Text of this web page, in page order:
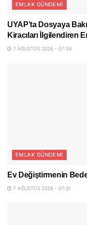
EMLAK GÜNDEMI
UYAP’ta Dosyaya
Kiracıları İlgilendiren
7 AĞUSTOS 2026 - 07:34
EMLAK GÜNDEMI
Ev Değiştirmenin
7 AĞUSTOS 2026 - 07:31